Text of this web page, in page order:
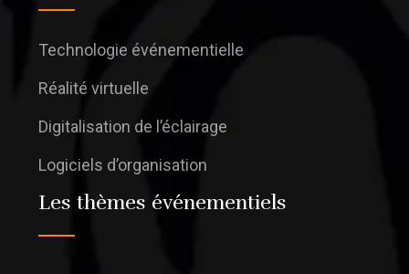
Technologie événementielle
Réalité virtuelle
Digitalisation de l’éclairage
Logiciels d’organisation
Les thèmes événementiels